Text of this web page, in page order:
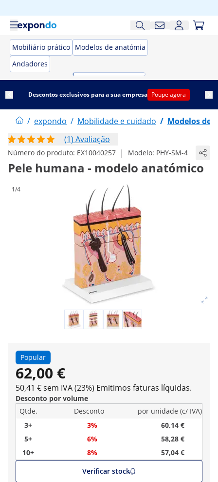
Mobiliário prático Modelos de anatómia
Andadores
Descontos exclusivos para a sua empresa Poupe agora
/ expondo / Mobilidade e cuidado / Modelos de
(1) Avaliação
Número do produto: EX10040257 | Modelo: PHY-SM-4
Pele humana - modelo anatómico
1/4
Popular
62,00 €
50,41 € sem IVA (23%) Emitimos faturas líquidas.
Desconto por volume
Qtde.
Desconto
por unidade (c/ IVA)
3+
3%
60,14 €
5+
6%
58,28 €
10+
8%
57,04 €
Verificar stock